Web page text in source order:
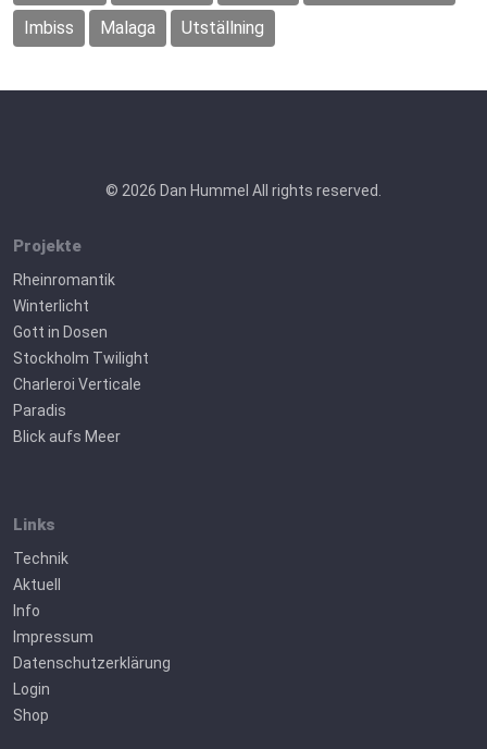
Imbiss
Malaga Utställning
© 2026 Dan Hummel All rights reserved.
Projekte
Rheinromantik
Winterlicht
Gott in Dosen
Stockholm Twilight
Charleroi Verticale
Paradis
Blick aufs Meer
Links
Technik
Aktuell
Info
Impressum
Datenschutzerklärung
Login
Shop